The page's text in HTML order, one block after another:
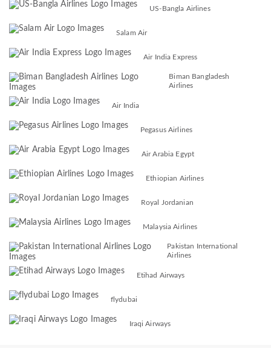
US-Bangla Airlines
Salam Air
Air India Express
Biman Bangladesh
Airlines
Air India
Pegasus Airlines
Air Arabia Egypt
Ethiopian Airlines
Royal Jordanian
Malaysia Airlines
Pakistan International
Airlines
Etihad Airways
flydubai
Iraqi Airways